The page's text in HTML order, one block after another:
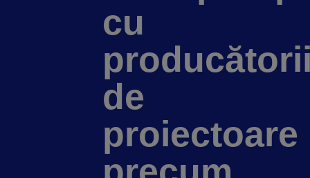
cu
de
proiectoare